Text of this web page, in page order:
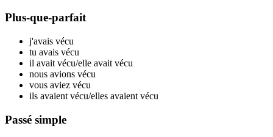
Plus-que-parfait
j'avais vécu
tu avais vécu
il avait vécu/elle avait vécu
nous avions vécu
vous aviez vécu
ils avaient vécu/elles avaient vécu
Passé simple